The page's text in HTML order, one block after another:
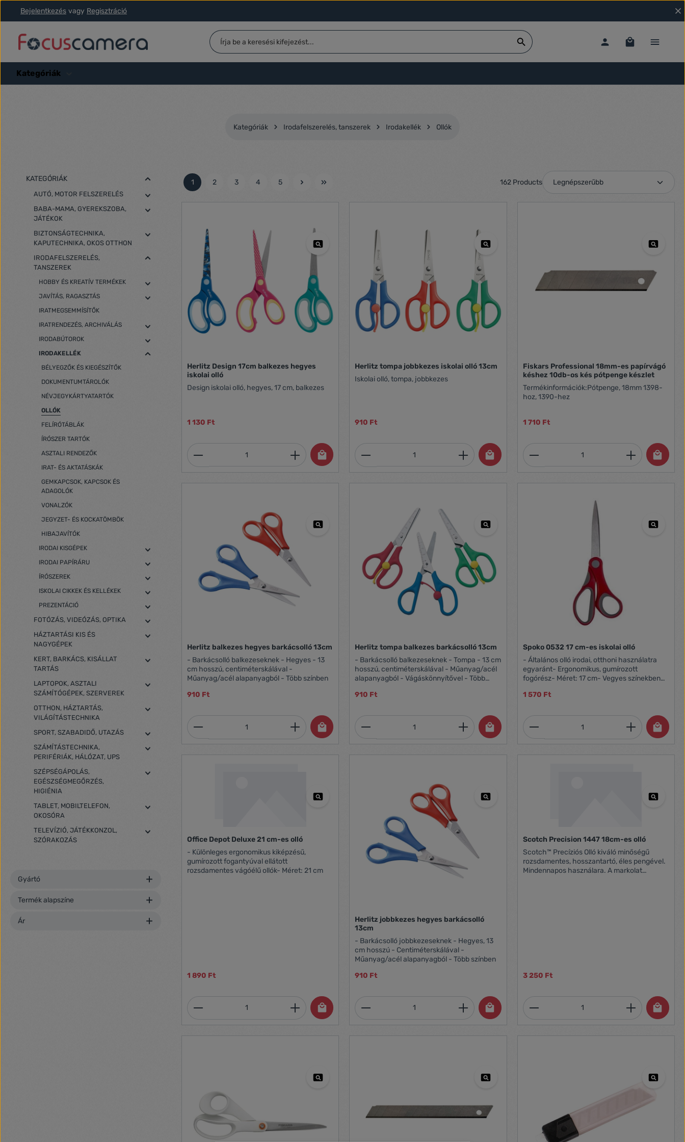
a fő tartalomra
Ugrás a kereséshez
Ugrás a fő navigációhoz
Bejelentkezés vagy Regisztráció
Kategóriák
Kategóriák Irodafelszerelés, tanszerek Irodakellék Ollók
KATEGÓRIÁK
AUTÓ, MOTOR FELSZERELÉS
BABA-MAMA, GYEREKSZOBA,
JÁTÉKOK
BIZTONSÁGTECHNIKA,
KAPUTECHNIKA, OKOS OTTHON
IRODAFELSZERELÉS,
TANSZEREK
HOBBY ÉS KREATÍV TERMÉKEK
JAVÍTÁS, RAGASZTÁS
IRATMEGSEMMÍSÍTŐK
IRATRENDEZÉS, ARCHIVÁLÁS
IRODABÚTOROK
IRODAKELLÉK
BÉLYEGZŐK ÉS KIEGÉSZÍTŐK
DOKUMENTUMTÁROLÓK
NÉVJEGYKÁRTYATARTÓK
OLLÓK
FELÍRÓTÁBLÁK
ÍRÓSZER TARTÓK
ASZTALI RENDEZŐK
IRAT- ÉS AKTATÁSKÁK
GEMKAPCSOK, KAPCSOK ÉS
ADAGOLÓK
VONALZÓK
JEGYZET- ÉS KOCKATÖMBÖK
HIBAJAVÍTÓK
IRODAI KISGÉPEK
IRODAI PAPÍRÁRU
ÍRÓSZEREK
ISKOLAI CIKKEK ÉS KELLÉKEK
PREZENTÁCIÓ
FOTÓZÁS, VIDEÓZÁS, OPTIKA
HÁZTARTÁSI KIS ÉS
NAGYGÉPEK
KERT, BARKÁCS, KISÁLLAT
TARTÁS
LAPTOPOK, ASZTALI
SZÁMÍTÓGÉPEK, SZERVEREK
OTTHON, HÁZTARTÁS,
VILÁGÍTÁSTECHNIKA
SPORT, SZABADIDŐ, UTAZÁS
SZÁMÍTÁSTECHNIKA,
PERIFÉRIÁK, HÁLÓZAT, UPS
SZÉPSÉGÁPOLÁS,
EGÉSZSÉGMEGŐRZÉS,
HIGIÉNIA
TABLET, MOBILTELEFON,
OKOSÓRA
TELEVÍZIÓ, JÁTÉKKONZOL,
SZÓRAKOZÁS
Gyártó
Termék alapszíne
Ár
Oldal
1
Oldal
2
Oldal
3
Oldal
4
Oldal
5 162 Products
Herlitz Design 17cm balkezes hegyes
iskolai olló
Design iskolai olló, hegyes, 17 cm, balkezes
1 130 Ft
Termékmennyiség: Adja meg a kívánt mennyiséget, vagy használja a gombokat a
Herlitz tompa jobbkezes iskolai olló 13cm
Iskolai olló, tompa, jobbkezes
910 Ft
Termékmennyiség: Adja meg a kívánt mennyiséget, vagy
Fiskars Professional 18mm-es papírvágó
késhez 10db-os kés pótpenge készlet
Termékinformációk:Pótpenge, 18mm 1398-
hoz, 1390-hez
1 710 Ft
Termékmennyiség: Adja
Herlitz balkezes hegyes barkácsolló 13cm
- Barkácsolló balkezeseknek - Hegyes - 13
cm hosszú, centiméterskálával -
Műanyag/acél alapanyagból - Több színben
910 Ft
Termékmennyiség: Adja meg a kívánt mennyiséget, vagy használja a gombokat a
Herlitz tompa balkezes barkácsolló 13cm
- Barkácsolló balkezeseknek - Tompa - 13 cm
hosszú, centiméterskálával - Műanyag/acél
alapanyagból - Vágáskönnyítővel - Több
910 Ft
Termékmennyiség: Adja meg a kívánt mennyiséget, vagy
Spoko 0532 17 cm-es iskolai olló
- Általános olló irodai, otthoni használatra
egyaránt- Ergonomikus, gumírozott
fogórész- Méret: 17 cm- Vegyes színekben
1 570 Ft
Termékmennyiség: Adja
Office Depot Deluxe 21 cm-es olló
- Különleges ergonomikus kiképzésű,
gumírozott fogantyúval ellátott
rozsdamentes vágóélű ollók- Méret: 21 cm
1 890 Ft
Termékmennyiség: Adja meg a kívánt mennyiséget, vagy használja a gombokat a
Herlitz jobbkezes hegyes barkácsolló
13cm
- Barkácsolló jobbkezeseknek - Hegyes, 13
cm hosszú - Centiméterskálával -
Műanyag/acél alapanyagból - Több színben
910 Ft
Termékmennyiség: Adja meg a kívánt mennyiséget, vagy
Scotch Precision 1447 18cm-es olló
Scotch™ Precíziós Olló kiváló minőségű
rozsdamentes, hosszantartó, éles pengével.
Mindennapos használara. A markolat
3 250 Ft
Termékmennyiség: Adja